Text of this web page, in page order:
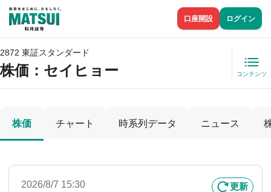
口座開設 ログイン
2872 東証スタンダード
株価 ：セイヒョー コンテンツ
株価 チャート 時系列データ ニュース
2026/8/7 15:30 更新